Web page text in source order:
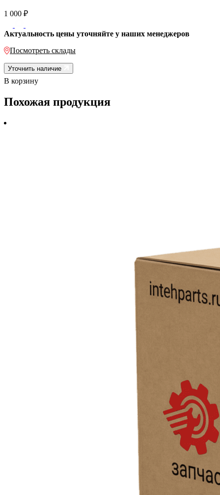
1 000 ₽
Актуальность цены уточняйте у наших менеджеров
Посмотреть склады
Уточнить наличие
В корзину
Похожая продукция